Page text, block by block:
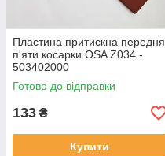
Пластина притискна передня
п'яти косарки OSA Z034 -
503402000
Готово до відправки
133 ₴
Купити